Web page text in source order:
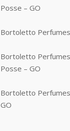
Posse – GO
Bortoletto
Bortoletto
Posse – GO
Bortoletto
GO